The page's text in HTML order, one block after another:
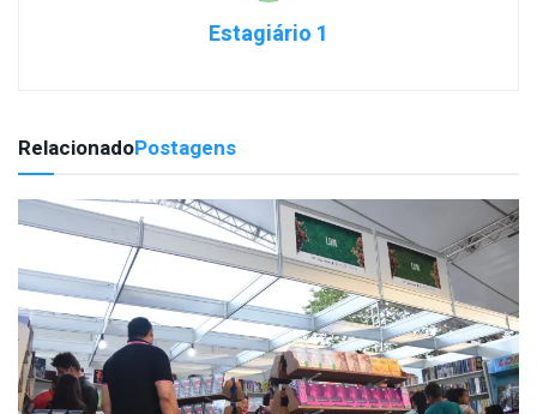
Estagiário 1
RelacionadoPostagens